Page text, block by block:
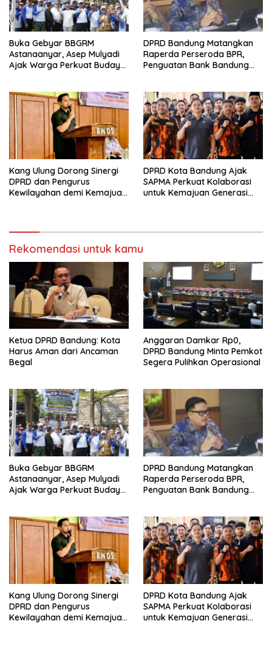
Buka Gebyar BBGRM
Astanaanyar, Asep Mulyadi
Ajak Warga Perkuat Budaya
DPRD Bandung Matangkan
Raperda Perseroda BPR,
Penguatan Bank Bandung
Kang Ulung Dorong Sinergi
DPRD dan Pengurus
Kewilayahan demi Kemajuan
DPRD Kota Bandung Ajak
SAPMA Perkuat Kolaborasi
untuk Kemajuan Generasi
Rekomendasi untuk kamu
Ketua DPRD Bandung: Kota
Harus Aman dari Ancaman
Begal
Anggaran Damkar Rp0,
DPRD Bandung Minta Pemkot
Segera Pulihkan Operasional
Buka Gebyar BBGRM
Astanaanyar, Asep Mulyadi
Ajak Warga Perkuat Budaya
DPRD Bandung Matangkan
Raperda Perseroda BPR,
Penguatan Bank Bandung
Kang Ulung Dorong Sinergi
DPRD dan Pengurus
Kewilayahan demi Kemajuan
DPRD Kota Bandung Ajak
SAPMA Perkuat Kolaborasi
untuk Kemajuan Generasi